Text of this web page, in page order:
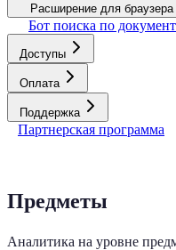
Расширение для браузера
Бот поиска по
Доступы
Оплата
Поддержка
Партнерская программа
Предметы
Аналитика на уровне